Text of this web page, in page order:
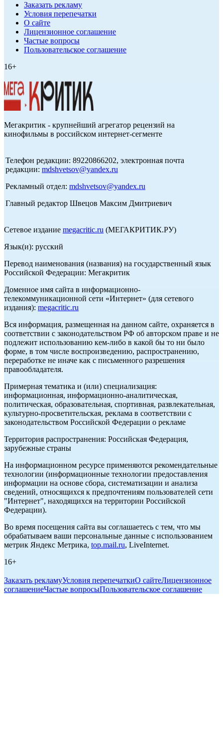
Заказать рекламу
Условия перепечатки
О сайте
Лицензионное соглашение
Частые вопросы
Пользовательское соглашение
16+
Мегакритик - крупнейший агрегатор рецензий на
кинофильмы в российском интернет-сегменте
Телефон редакции: 89220866202, электронная почта
редакции: mdshvetsov@yandex.ru
Рекламный отдел: mdshvetsov@yandex.ru
Главный редактор Швецов Максим Дмитриевич
Сетевое издание megacritic.ru (МЕГАКРИТИК.РУ)
Язык(и): русский
Перевод наименования (названия) на государственный язык
Российской Федерации: Мегакритик
Доменное имя сайта в информационно-
телекоммуникационной сети «Интернет» (для сетевого
издания): megacritic.ru
Вся информация, размещенная на данном сайте, охраняется в
соответствии с законодательством РФ об авторском праве и не
подлежит использованию кем-либо в какой бы то ни было
форме, в том числе воспроизведению, распространению,
переработке не иначе как с письменного разрешения
правообладателя.
Примерная тематика и (или) специализация:
информационная, информационно-аналитическая,
политическая, образовательная, спортивная, развлекательная,
культурно-просветительская, реклама в соответствии с
законодательством Российской Федерации о рекламе
Территория распространения: Российская Федерация,
зарубежные страны
На информационном ресурсе применяются рекомендательные
технологии (информационные технологии предоставления
информации на основе сбора, систематизации и анализа
сведений, относящихся к предпочтениям пользователей сети
"Интернет", находящихся на территории Российской
Федерации).
Во время посещения сайта вы соглашаетесь с тем, что мы
обрабатываем ваши персональные данные с использованием
метрик Яндекс Метрика, top.mail.ru, LiveInternet.
16+
Заказать рекламуУсловия перепечаткиО сайтеЛицензионное
соглашениеЧастые вопросыПользовательское соглашение